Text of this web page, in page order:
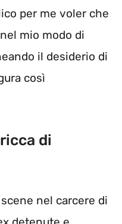
per me voler che
mio modo di
il desiderio di
così
di
nel carcere di